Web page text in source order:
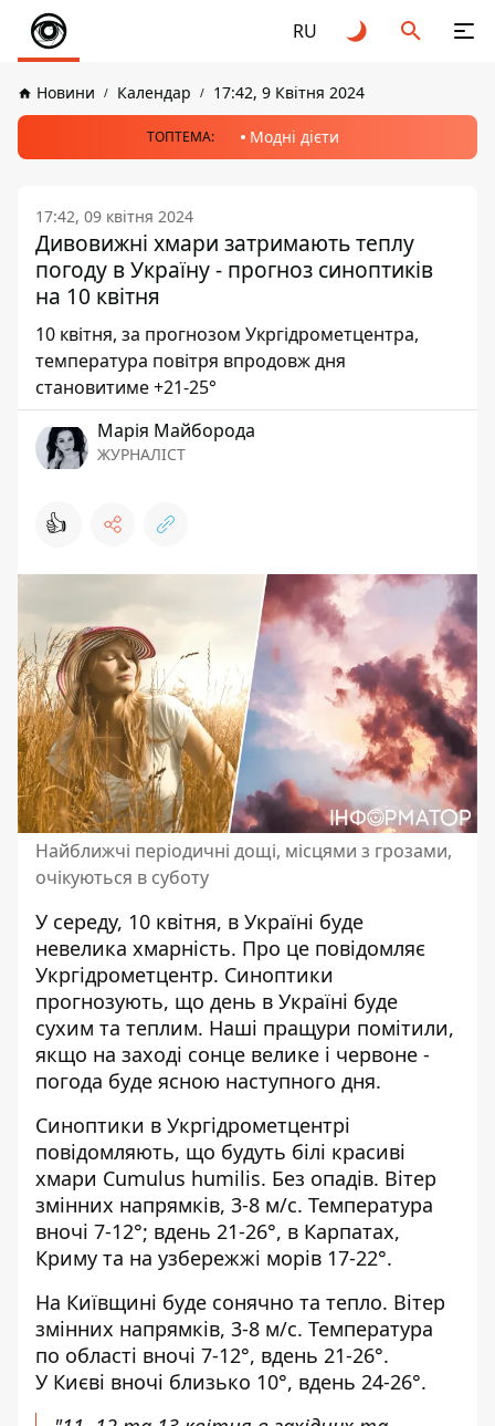
RU
Новини Календар 17:42, 9 Квітня 2024
ТОПТЕМА: Модні дієти
17:42, 09 квітня 2024
Дивовижні хмари затримають теплу
погоду в Україну - прогноз синоптиків
на 10 квітня
10 квітня, за прогнозом Укргідрометцентра,
температура повітря впродовж дня
становитиме +21-25°
Марія Майборода
ЖУРНАЛІСТ
👍
Найближчі періодичні дощі, місцями з грозами,
очікуються в суботу
У середу, 10 квітня, в Україні буде
невелика хмарність. Про це повідомляє
Укргідрометцентр. Синоптики
прогнозують, що день в Україні буде
сухим та теплим. Наші пращури помітили,
якщо на заході сонце велике і червоне -
погода буде ясною наступного дня.
Синоптики в Укргідрометцентрі
повідомляють, що будуть білі красиві
хмари Cumulus humilis. Без опадів. Вітер
змінних напрямків, 3-8 м/с. Температура
вночі 7-12°; вдень 21-26°, в Карпатах,
Криму та на узбережжі морів 17-22°.
На Київщині буде сонячно та тепло. Вітер
змінних напрямків, 3-8 м/с. Температура
по області вночі 7-12°, вдень 21-26°.
У Києві вночі близько 10°, вдень 24-26°.